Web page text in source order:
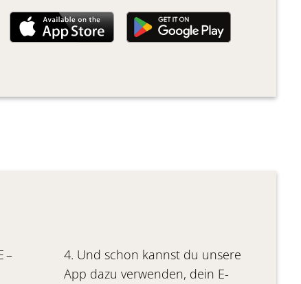
–
4. Und schon kannst du unsere
App dazu verwenden, dein E-